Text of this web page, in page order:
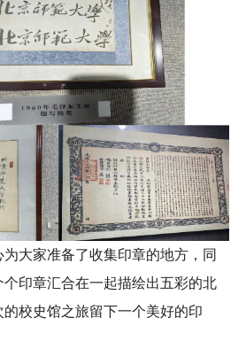
大家准备了收集印章的地方，同
印章汇合在一起描绘出五彩的北
的校史馆之旅留下一个美好的印